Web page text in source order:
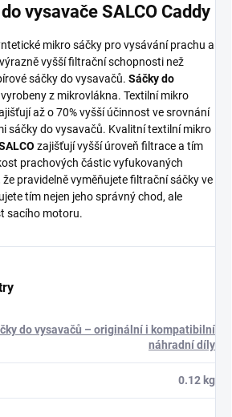
vysavače SALCO Caddy
mikro sáčky pro vysávání prachu a
vyšší filtrační schopnosti než
sáčky do vysavačů. Sáčky do
z mikrovlákna. Textilní mikro
až o 70% vyšší účinnost ve srovnání
sáčky do vysavačů. Kvalitní textilní mikro
zajišťují vyšší úroveň filtrace a tím
prachových částic vyfukovaných
pravidelně vyměňujete filtrační sáčky ve
tím nejen jeho správný chod, ale
sacího motoru.
do vysavačů – originální i kompatibilní
náhradní díly
0.12 kg